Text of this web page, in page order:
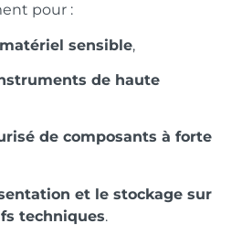
pour :
sensible,
de haute
de composants à forte
et le stockage sur
techniques.